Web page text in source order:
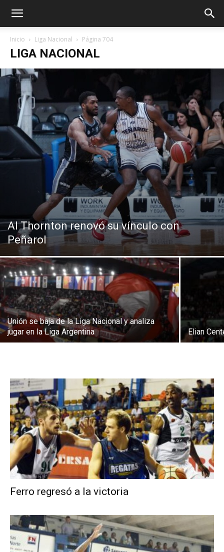
Inicio Liga Nacional Página 704
LIGA NACIONAL
Al Thornton renovó su vínculo con
Peñarol
Unión se baja de la Liga Nacional y analiza
jugar en la Liga Argentina
Elian
Ferro regresó a la victoria